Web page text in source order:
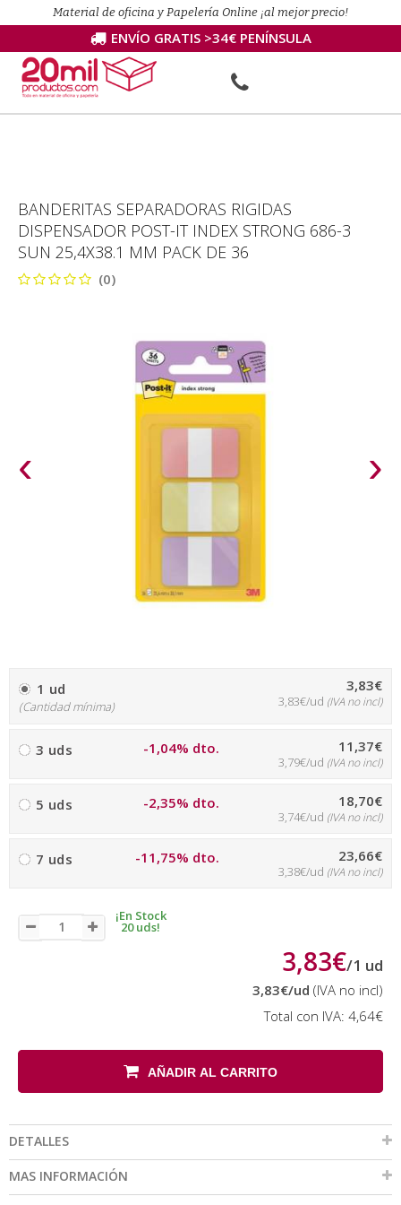
Material de oficina y Papelería Online ¡al mejor precio!
ENVÍO GRATIS >34€ PENÍNSULA
BANDERITAS SEPARADORAS RIGIDAS
DISPENSADOR POST-IT INDEX STRONG 686-3
SUN 25,4X38.1 MM PACK DE 36
(0)
‹ ›
1 ud
(Cantidad mínima)
3,83€
3,83€/ud (IVA no incl)
3 uds -1,04% dto. 11,37€
3,79€/ud (IVA no incl)
5 uds -2,35% dto. 18,70€
3,74€/ud (IVA no incl)
7 uds -11,75% dto. 23,66€
3,38€/ud (IVA no incl)
¡En Stock
20 uds!
3,83€/1 ud
3,83€/ud (IVA no incl)
Total con IVA: 4,64€
AÑADIR AL CARRITO
DETALLES
MAS INFORMACIÓN